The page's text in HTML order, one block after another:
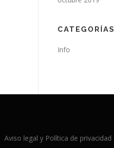
CATEGORÍAS
Info
Aviso legal y Política de privacidad